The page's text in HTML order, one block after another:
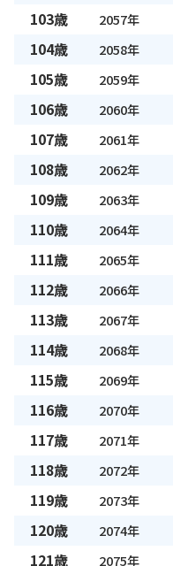
103歳 2057年
104歳 2058年
105歳 2059年
106歳 2060年
107歳 2061年
108歳 2062年
109歳 2063年
110歳 2064年
111歳 2065年
112歳 2066年
113歳 2067年
114歳 2068年
115歳 2069年
116歳 2070年
117歳 2071年
118歳 2072年
119歳 2073年
120歳 2074年
121歳 2075年